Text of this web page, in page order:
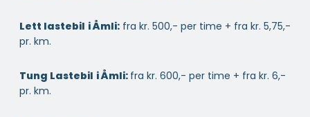
Lett lastebil i Åmli: fra kr. 500,- per time + fra kr. 5,75,-
pr. km.
Tung Lastebil i Åmli: fra kr. 600,- per time + fra kr. 6,-
pr. km.